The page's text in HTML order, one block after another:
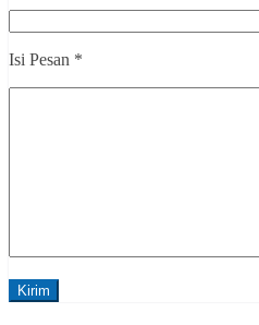
Isi Pesan *